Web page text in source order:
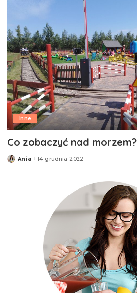
Inne
Co zobaczyć nad morzem?
Posted
Ania 14 grudnia 2022